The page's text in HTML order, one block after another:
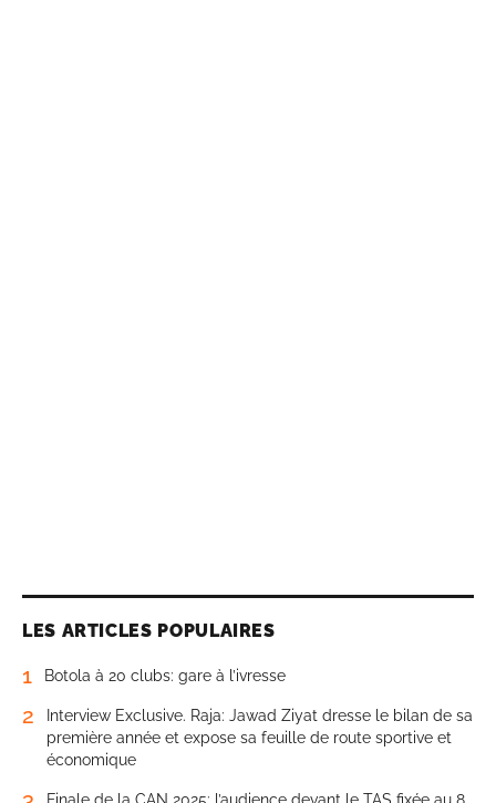
LES ARTICLES POPULAIRES
1 Botola à 20 clubs: gare à l’ivresse
2
Interview Exclusive. Raja: Jawad Ziyat dresse le bilan de sa
première année et expose sa feuille de route sportive et
économique